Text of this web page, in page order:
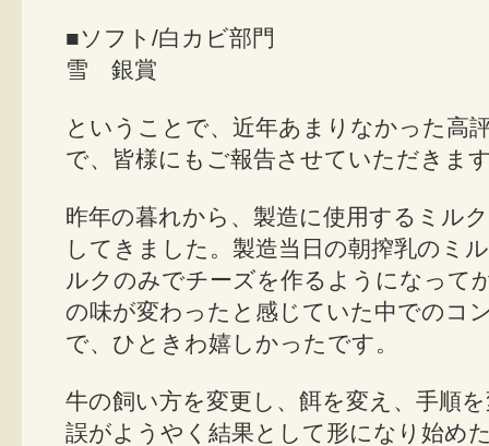
■ソフト/白カビ部門
雪 銀賞
ということで、近年あまりなかった高
で、皆様にもご報告させていただきま
昨年の暮れから、製造に使用するミル
してきました。製造当日の朝搾乳のミ
ルクのみでチーズを作るようになって
の味が変わったと感じていた中でのコ
で、ひときわ嬉しかったです。
牛の飼い方を変更し、餌を変え、手順
誤がようやく結果として形になり始め